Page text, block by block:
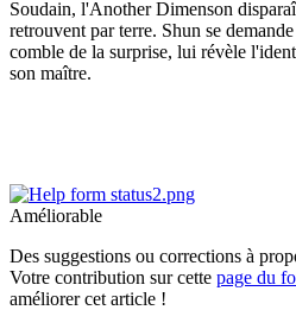
Soudain, l'Another Dimenson
retrouvent par terre. Shun se
comble de la surprise, lui révèle
son maître.
Améliorable
Des suggestions ou corrections à
Votre contribution sur cette page du
améliorer cet